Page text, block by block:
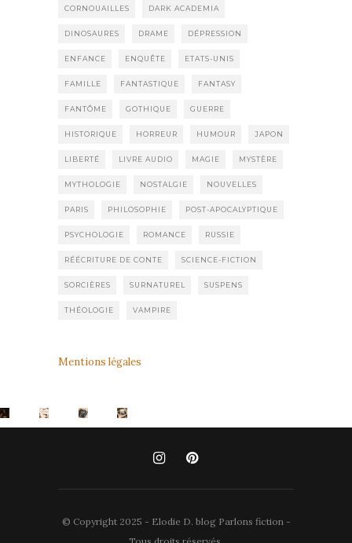
CORNOUAILLES DARK ACADEMIA
DINOSAURES DRAME DÉPRESSION
ENFANCE ENQUÊTE ETATS-UNIS
FAMILLE FANTASTIQUE FANTASY
FANTÔME GOTHIQUE GUERRE
HISTORIQUE HORREUR HUMOUR JAPON
LIBERTÉ LIVRE AUDIO MAGIE MYSTÈRE
MYTHOLOGIE NOSTALGIE NOUVELLES
PARIS PHILOSOPHIE POST-APOCALYPTIQUE
PSYCHOLOGIE ROMANCE RUSSIE
RÉÉCRITURE DE CONTE SCIENCE-FICTION
SORCIÈRES SURNATUREL SUSPENS
THÉOLOGIE VAMPIRE
Mentions légales
© Copyright 2025 - Elodie D. blog Parlons fiction -